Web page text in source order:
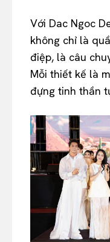
Với Dac Ngoc
không chỉ là
điệp, là câu
Mỗi thiết kế là
đựng tinh thần